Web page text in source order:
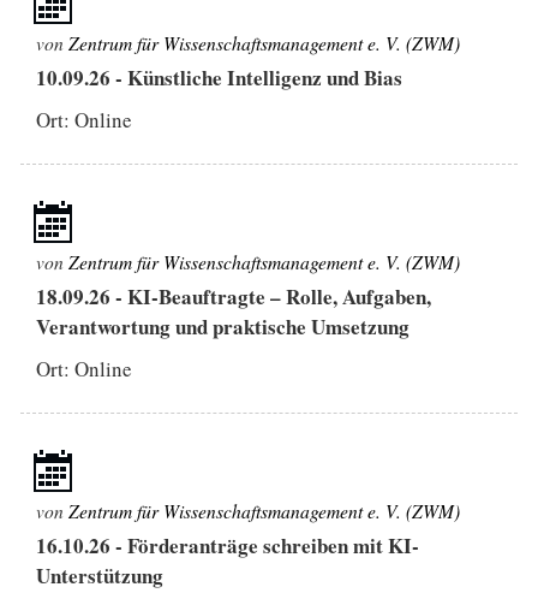
vonZentrum für Wissenschaftsmanagement e. V. (ZWM)
10.09.26 - Künstliche Intelligenz und Bias
Ort: Online
vonZentrum für Wissenschaftsmanagement e. V. (ZWM)
18.09.26 - KI-Beauftragte – Rolle, Aufgaben,
Verantwortung und praktische Umsetzung
Ort: Online
vonZentrum für Wissenschaftsmanagement e. V. (ZWM)
16.10.26 - Förderanträge schreiben mit KI-
Unterstützung